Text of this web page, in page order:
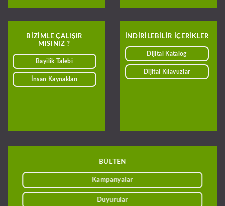
BIZIMLE ÇALIŞIR
MISINIZ ?
Bayilik Talebi
İnsan Kaynakları
INDIRILEBILIR IÇERIKLER
Dijital Katalog
Dijital Kılavuzlar
BÜLTEN
Kampanyalar
Duyurular